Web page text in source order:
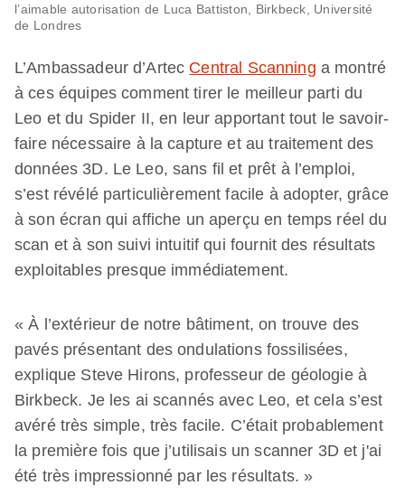
l’aimable autorisation de Luca Battiston, Birkbeck, Université
de Londres
L’Ambassadeur d’Artec Central Scanning a montré
à ces équipes comment tirer le meilleur parti du
Leo et du Spider II, en leur apportant tout le savoir-
faire nécessaire à la capture et au traitement des
données 3D. Le Leo, sans fil et prêt à l’emploi,
s’est révélé particulièrement facile à adopter, grâce
à son écran qui affiche un aperçu en temps réel du
scan et à son suivi intuitif qui fournit des résultats
exploitables presque immédiatement.
« À l’extérieur de notre bâtiment, on trouve des
pavés présentant des ondulations fossilisées,
explique Steve Hirons, professeur de géologie à
Birkbeck. Je les ai scannés avec Leo, et cela s’est
avéré très simple, très facile. C’était probablement
la première fois que j’utilisais un scanner 3D et j'ai
été très impressionné par les résultats. »